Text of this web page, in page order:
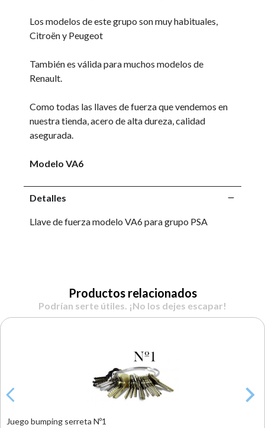
Los modelos de este grupo son muy habituales,
Citroën y Peugeot
También es válida para muchos modelos de
Renault.
Como todas las llaves de fuerza que vendemos en
nuestra tienda, acero de alta dureza, calidad
asegurada.
Modelo VA6
Detalles
Llave de fuerza modelo VA6 para grupo PSA
Productos relacionados
Podrían serte útiles. ¡No los dejes escapar!
Juego bumping serreta Nº1